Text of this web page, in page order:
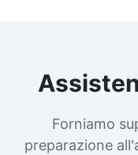
Forniamo
preparazione